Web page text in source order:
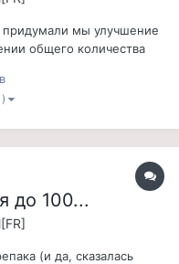
придумали мы улучшение
общего количества
>=1000 - ГГ получает
получении общего
до 100...
(и да, сказалась